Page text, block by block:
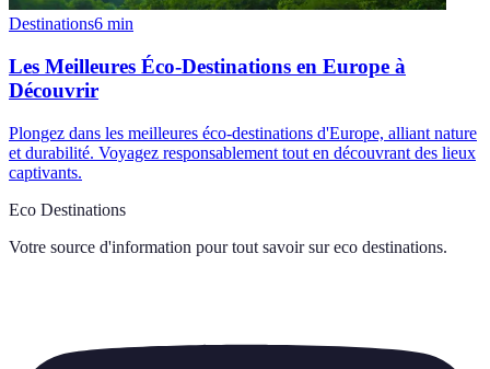
Destinations6 min
Les Meilleures Éco-Destinations en Europe à
Découvrir
Plongez dans les meilleures éco-destinations d'Europe, alliant nature
et durabilité. Voyagez responsablement tout en découvrant des lieux
captivants.
Eco Destinations
Votre source d'information pour tout savoir sur eco destinations.